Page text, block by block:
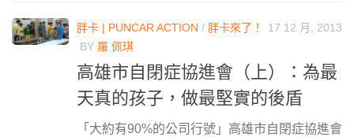
胖卡 | PUNCAR ACTION / 胖卡來了！
17 12 月, 2013
BY 羅 佩琪
高雄市自閉症協進會（上）：為最
天真的孩子，做最堅實的後盾
「大約有90%的公司行號」高雄市自閉症協進會